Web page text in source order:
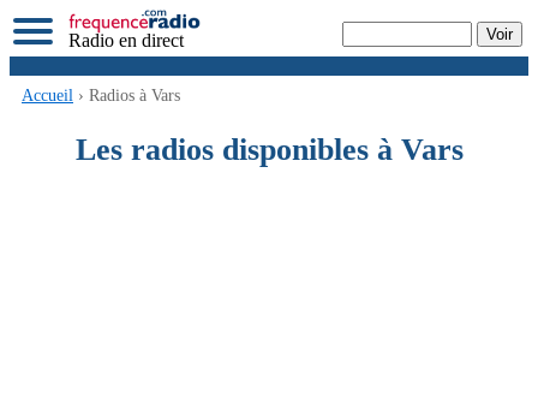
Radio en direct
Accueil › Radios à Vars
Les radios disponibles à Vars